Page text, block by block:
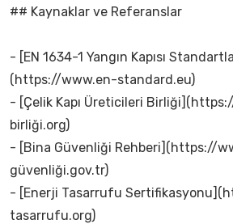
## Kaynaklar ve Referanslar
- [EN 1634-1 Yangın Kapısı
(https://www.en-standard.eu)
- [Çelik Kapı Üreticileri
birliği.org)
- [Bina Güvenliği Rehberi](https://
güvenliği.gov.tr)
- [Enerji Tasarrufu
tasarrufu.org)